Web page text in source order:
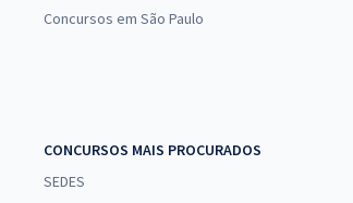
Concursos em São Paulo
CONCURSOS MAIS PROCURADOS
SEDES